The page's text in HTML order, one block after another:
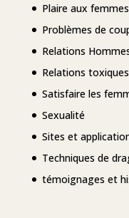
Plaire aux femmes
Problèmes de
Relations
Relations toxiques
Satisfaire les
Sexualité
Sites et
Techniques de
témoignages et